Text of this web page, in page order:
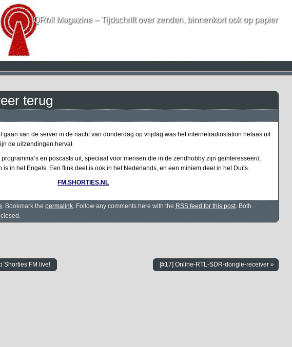
QRM! Magazine – Tijdschrift over zenden, binnenkort ook op papier
terug
gaan van de server in de nacht van donderdag op vrijdag was het internetradiostation helaas uit
de uitzendingen hervat.
en poscasts uit, speciaal voor mensen die in de zendhobby zijn geïnteresseerd.
is in het Engels. Een flink deel is ook in het Nederlands, en een miniem deel in het Duits.
FM.SHORTIES.NL
. Bookmark the permalink. Follow any comments here with the RSS feed for this post. Both
Shorties FM live! [#17] Online-RTL-SDR-dongle-receiver »